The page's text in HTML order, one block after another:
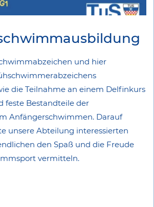
und hier
die Teilnahme an einem Delfinkurs
feste Bestandteile der
Anfängerschwimmen. Darauf
unsere Abteilung interessierten
den Spaß und die Freude
vermitteln.